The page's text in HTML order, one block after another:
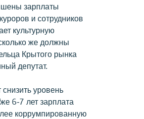
зарплаты
и сотрудников
культурную
же должны
Крытого рынка
депутат.
уровень
6-7 лет зарплата
коррумпированную